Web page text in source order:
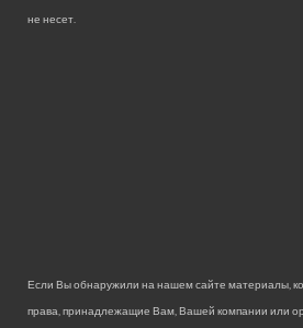
не несет.
Если Вы обнаружили на нашем сайте материалы,
права, принадлежащие Вам, Вашей компании или